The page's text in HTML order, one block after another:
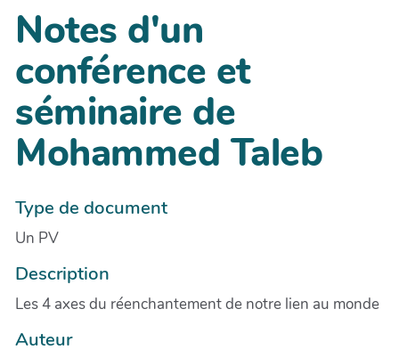
Notes d'un
conférence et
séminaire de
Mohammed Taleb
Type de document
Un PV
Description
Les 4 axes du réenchantement de notre lien au monde
Auteur